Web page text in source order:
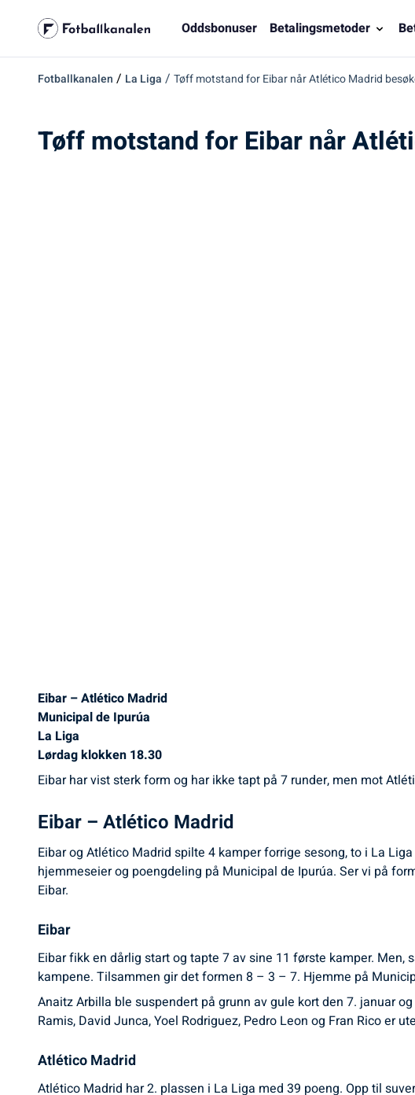
Oddsbonuser Betalingsmetoder
Fotballkanalen / La Liga / Tøff motstand for Eibar når Atlético Madrid
Tøff motstand for Eibar når
Eibar – Atlético Madrid
Municipal de Ipurúa
La Liga
Lørdag klokken 18.30
Eibar har vist sterk form og har ikke tapt på 7 runder, men mot
Eibar – Atlético Madrid
Eibar og Atlético Madrid spilte 4 kamper forrige sesong, to i La
hjemmeseier og poengdeling på Municipal de Ipurúa. Ser vi på
Eibar.
Eibar
Eibar fikk en dårlig start og tapte 7 av sine 11 første kamper.
kampene. Tilsammen gir det formen 8 – 3 – 7. Hjemme på
Anaitz Arbilla ble suspendert på grunn av gule kort den 7. januar
Ramis, David Junca, Yoel Rodriguez, Pedro Leon og Fran Rico er
Atlético Madrid
Atlético Madrid har 2. plassen i La Liga med 39 poeng. Opp til